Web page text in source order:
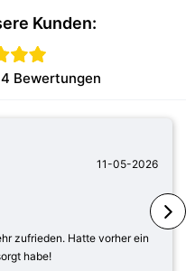
Kunden:
Bewertungen
11-05-2026
zufrieden. Hatte vorher ein
habe!